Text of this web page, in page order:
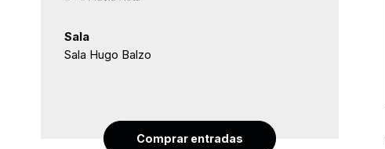
Sala
Sala Hugo Balzo
Comprar entradas